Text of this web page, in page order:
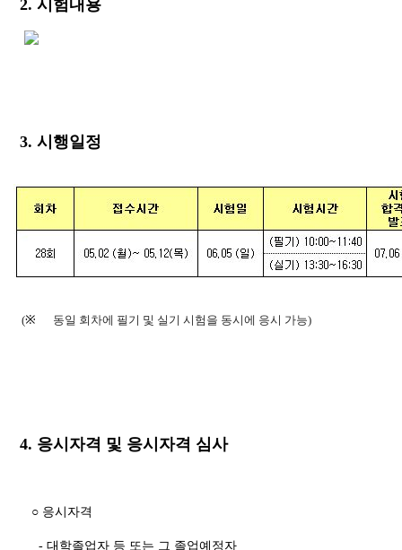
2. 시험내용
3. 시행일정
(※ 동일 회차에 필기 및 실기 시험을 동시에 응시 가능)
4. 응시자격 및 응시자격 심사
○ 응시자격
- 대학졸업자 등 또는 그 졸업예정자